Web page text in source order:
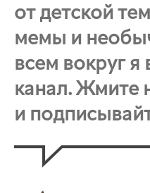
от детской
мемы и
всем вокруг я
канал. Жмите
и